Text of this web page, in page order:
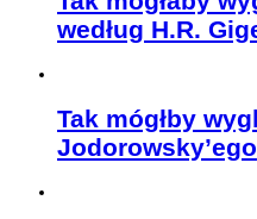
według H.R.
Tak mógłby
Jodorowsky’ego